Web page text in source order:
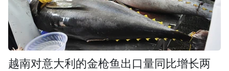
越南对意大利的金枪鱼出口量同比增长两